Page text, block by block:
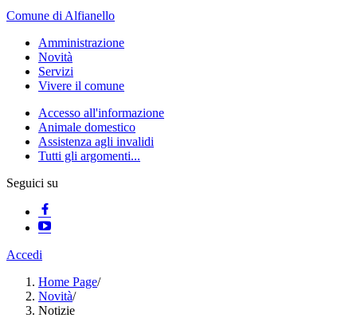
Comune di Alfianello
Amministrazione
Novità
Servizi
Vivere il comune
Accesso all'informazione
Animale domestico
Assistenza agli invalidi
Tutti gli argomenti...
Seguici su
Accedi
Home Page/
Novità/
Notizie